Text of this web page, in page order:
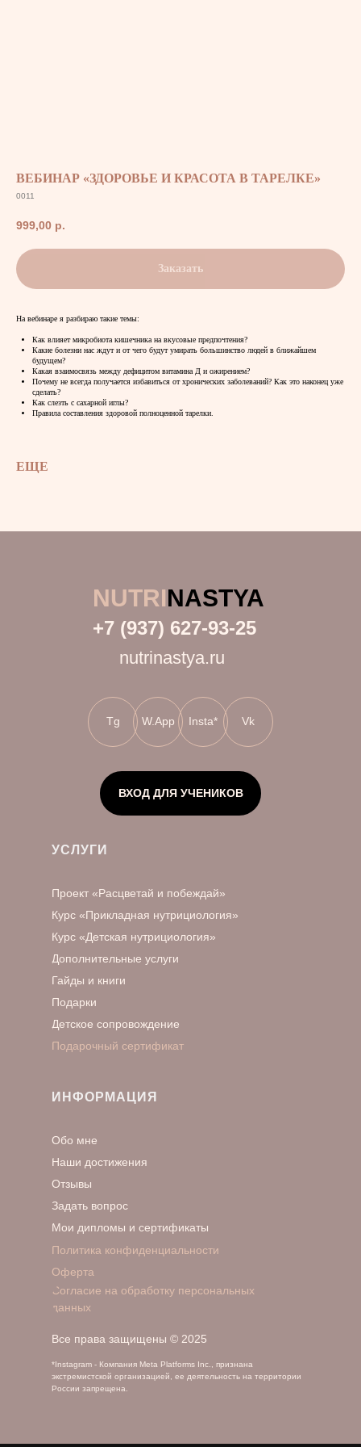
ВЕБИНАР «ЗДОРОВЬЕ И КРАСОТА В ТАРЕЛКЕ»
0011
999,00 р.
Заказать
На вебинаре я разбираю такие темы:
Как влияет микробиота кишечника на вкусовые предпочтения?
Какие болезни нас ждут и от чего будут умирать большинство людей в ближайшем
будущем?
Какая взаимосвязь между дефицитом витамина Д и ожирением?
Почему не всегда получается избавиться от хронических заболеваний? Как это наконец уже
сделать?
Как слезть с сахарной иглы?
Правила составления здоровой полноценной тарелки.
ЕЩЕ
Политика конфиденциальности
Согласие на обработку персональных
данных
Оферта
УСЛУГИ
ИНФОРМАЦИЯ
Все права защищены © 2025
ВХОД ДЛЯ УЧЕНИКОВ
NUTRINASTYA
+7 (937) 627-93-25
*Instagram - Компания Meta Platforms Inc., признана
экстремистской организацией, ее деятельность на территории
России запрещена.
Обо мне
Наши достижения
Отзывы
Задать вопрос
Мои дипломы и сертификаты
nutrinastya.ru
Проект «Расцветай и побеждай»
Курс «Прикладная нутрициология»
Курс «Детская нутрициология»
Дополнительные услуги
Гайды и книги
Подарки
Детское сопровождение
Подарочный сертификат
Tg W.App Insta* Vk